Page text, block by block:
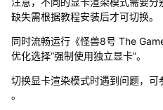
缺失需根据教程安装后才可切换。
同时流畅运行《怪兽8号 The
优化选择“强制使用独立显卡”。
切换显卡渲染模式时遇到问题，可
。